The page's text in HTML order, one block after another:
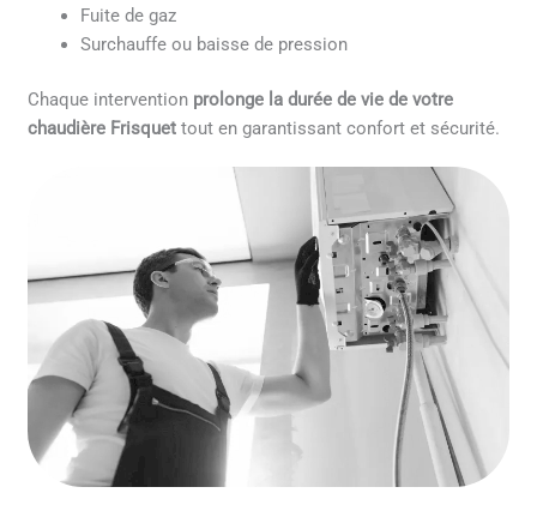
Fuite de gaz
Surchauffe ou baisse de pression
Chaque intervention prolonge la durée de vie de votre
chaudière Frisquet tout en garantissant confort et sécurité.